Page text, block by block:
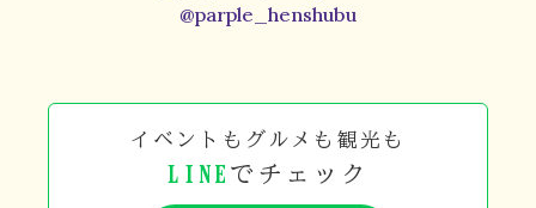
@parple_henshubu
イベントもグルメも観光も
LINE でチェック